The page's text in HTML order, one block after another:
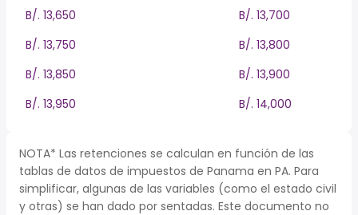
B/. 13,650
B/. 13,700
B/. 13,750
B/. 13,800
B/. 13,850
B/. 13,900
B/. 13,950
B/. 14,000
NOTA* Las retenciones se calculan en función de las
tablas de datos de impuestos de Panama en PA. Para
simplificar, algunas de las variables (como el estado civil
y otras) se han dado por sentadas. Este documento no